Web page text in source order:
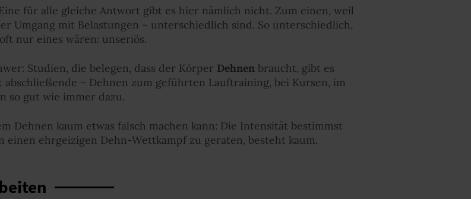
für alle gleiche Antwort gibt es hier nämlich nicht. Zum einen, weil
Umgang mit Belastungen – unterschiedlich sind. So unterschiedlich,
nur eines wären: unseriös.
Studien, die belegen, dass der Körper Dehnen braucht, gibt es
– Dehnen zum geführten Lauftraining, bei Kursen, im
so gut wie immer dazu.
Dehnen kaum etwas falsch machen kann: Die Intensität bestimmst
einen ehrgeizigen Dehn-Wettkampf zu geraten, besteht kaum.